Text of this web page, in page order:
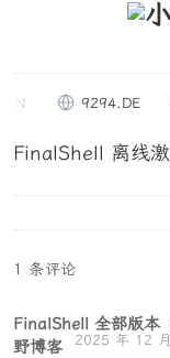
9294.DE
FinalShell 离线
1 条评论
FinalShell 全部版本
野博客
2025 年 12